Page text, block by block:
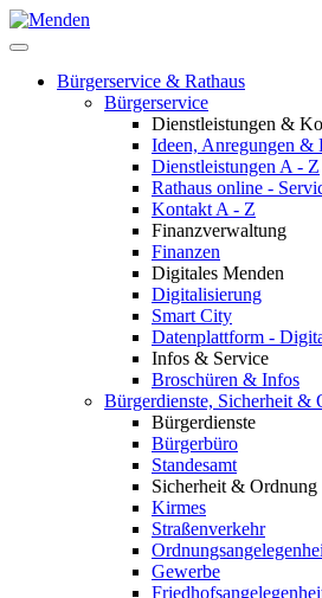
Bürgerservice & Rathaus
Bürgerservice
Dienstleistungen &
Ideen, Anregungen &
Dienstleistungen A - Z
Rathaus online -
Kontakt A - Z
Finanzverwaltung
Finanzen
Digitales Menden
Digitalisierung
Smart City
Datenplattform -
Infos & Service
Broschüren & Infos
Bürgerdienste, Sicherheit &
Bürgerdienste
Bürgerbüro
Standesamt
Sicherheit & Ordnung
Kirmes
Straßenverkehr
Gewerbe